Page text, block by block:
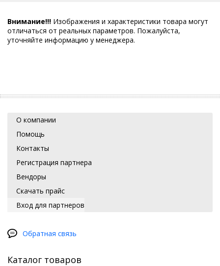
Внимание!!! Изображения и характеристики товара могут
отличаться от реальных параметров. Пожалуйста,
уточняйте информацию у менеджера.
О компании
Помощь
Контакты
Регистрация партнера
Вендоры
Скачать прайс
Вход для партнеров
Обратная связь
Каталог товаров